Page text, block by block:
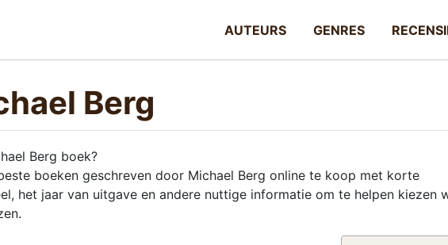
AUTEURS GENRES
Berg
Berg boek?
boeken geschreven door Michael Berg online te koop met korte
het jaar van uitgave en andere nuttige informatie om te helpen kiezen